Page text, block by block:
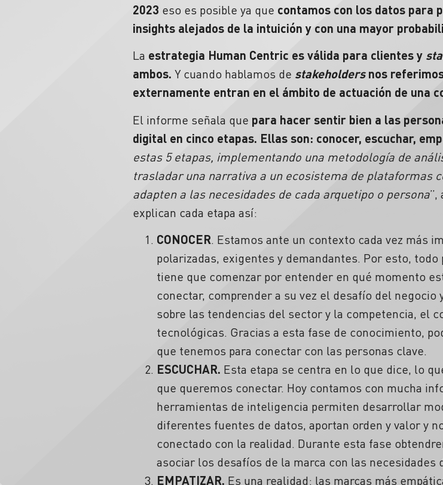
2023 eso es posible ya que contamos con los datos para
insights alejados de la intuición y con una mayor
La estrategia Human Centric es válida para clientes y
ambos. Y cuando hablamos de stakeholders nos
externamente entran en el ámbito de actuación de una
El informe señala que para hacer sentir bien a las
digital en cinco etapas. Ellas son: conocer, escuchar,
estas 5 etapas, implementando una metodología de
trasladar una narrativa a un ecosistema de plataformas
adapten a las necesidades de cada arquetipo o persona”,
explican cada etapa así:
CONOCER. Estamos ante un contexto cada vez más
polarizadas, exigentes y demandantes. Por esto,
tiene que comenzar por entender en qué momento
conectar, comprender a su vez el desafío del
sobre las tendencias del sector y la competencia, el
tecnológicas. Gracias a esta fase de conocimiento,
que tenemos para conectar con las personas clave.
ESCUCHAR. Esta etapa se centra en lo que dice, lo
que queremos conectar. Hoy contamos con mucha
herramientas de inteligencia permiten desarrollar
diferentes fuentes de datos, aportan orden y valor y
conectado con la realidad. Durante esta fase
asociar los desafíos de la marca con las necesidades
EMPATIZAR. Es una realidad: las marcas más